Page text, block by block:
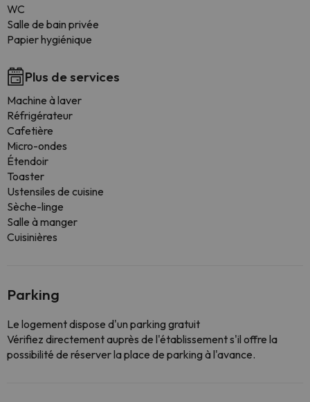
WC
Salle de bain privée
Papier hygiénique
Plus de services
Machine à laver
Réfrigérateur
Cafetière
Micro-ondes
Étendoir
Toaster
Ustensiles de cuisine
Sèche-linge
Salle à manger
Cuisinières
Parking
Le logement dispose d'un parking gratuit
Vérifiez directement auprès de l'établissement s'il offre la
possibilité de réserver la place de parking à l'avance.